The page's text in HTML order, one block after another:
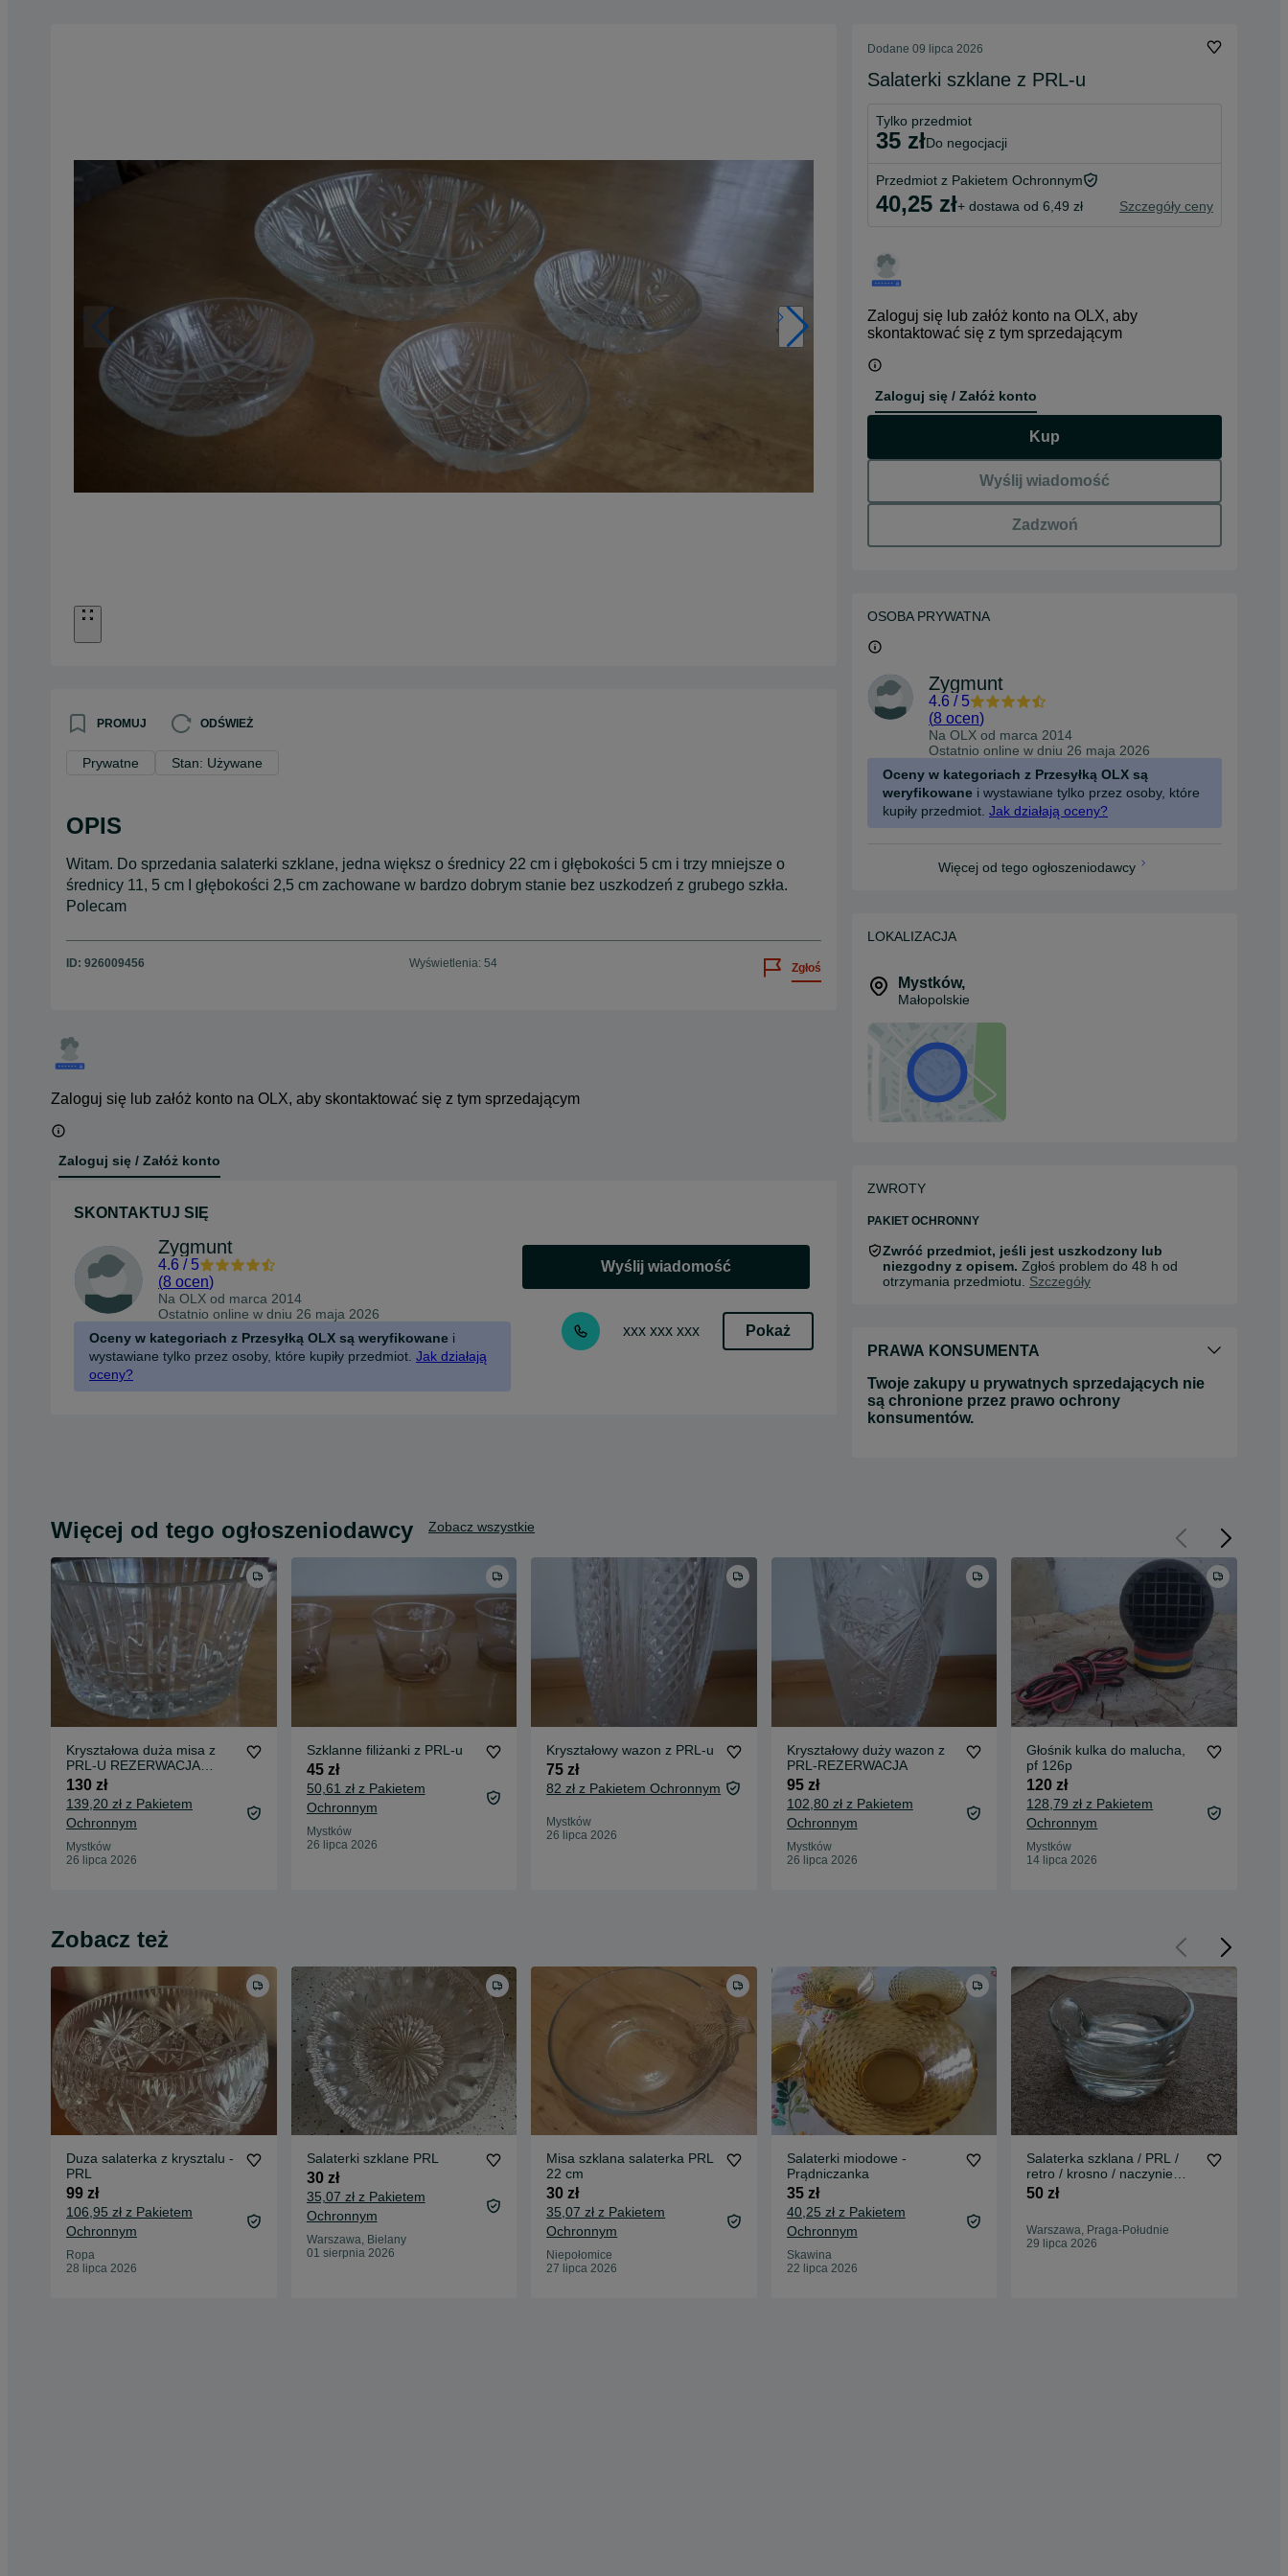
PROMUJ ODŚWIEŻ
Prywatne Stan: Używane
OPIS
Witam. Do sprzedania salaterki szklane, jedna większ o średnicy 22 cm i głębokości 5 cm i trzy mniejsze o
średnicy 11, 5 cm I głębokości 2,5 cm zachowane w bardzo dobrym stanie bez uszkodzeń z grubego szkła.
Polecam
ID: 926009456 Wyświetlenia: 54 Zgłoś
Zaloguj się lub załóż konto na OLX, aby skontaktować się z tym sprzedającym
Zaloguj się / Załóż konto
SKONTAKTUJ SIĘ
Zygmunt
4.6 / 5
(8 ocen)
Na OLX od marca 2014
Ostatnio online w dniu 26 maja 2026
Oceny w kategoriach z Przesyłką OLX są weryfikowane i
wystawiane tylko przez osoby, które kupiły przedmiot. Jak działają
oceny?
Wyślij wiadomość
xxx xxx xxx Pokaż
Dodane 09 lipca 2026
Salaterki szklane z PRL-u
Tylko przedmiot
35 zł do negocjacji
Przedmiot z Pakietem Ochronnym
40,25 zł+ dostawa od 6,49 zł Szczegóły ceny
Zaloguj się lub załóż konto na OLX, aby
skontaktować się z tym sprzedającym
Zaloguj się / Załóż konto
Kup
Wyślij wiadomość
Zadzwoń
OSOBA PRYWATNA
Zygmunt
4.6 / 5
(8 ocen)
Na OLX od marca 2014
Ostatnio online w dniu 26 maja 2026
Oceny w kategoriach z Przesyłką OLX są
weryfikowane i wystawiane tylko przez osoby, które
kupiły przedmiot. Jak działają oceny?
Więcej od tego ogłoszeniodawcy
LOKALIZACJA
Mystków,
Małopolskie
ZWROTY
PAKIET OCHRONNY
Zwróć przedmiot, jeśli jest uszkodzony lub
niezgodny z opisem. Zgłoś problem do 48 h od
otrzymania przedmiotu. Szczegóły
PRAWA KONSUMENTA
Twoje zakupy u prywatnych sprzedających nie
są chronione przez prawo ochrony
konsumentów.
Więcej od tego ogłoszeniodawcy Zobacz wszystkie
Kryształowa duża misa z
PRL-U REZERWACJA
REZERWACJA
130 zł
139,20 zł z Pakietem
Ochronnym
Mystków
26 lipca 2026
Szklanne filiżanki z PRL-u
45 zł
50,61 zł z Pakietem
Ochronnym
Mystków
26 lipca 2026
Kryształowy wazon z PRL-u
75 zł
82 zł z Pakietem Ochronnym
Mystków
26 lipca 2026
Kryształowy duży wazon z
PRL-REZERWACJA
95 zł
102,80 zł z Pakietem
Ochronnym
Mystków
26 lipca 2026
Głośnik kulka do malucha,
pf 126p
120 zł
128,79 zł z Pakietem
Ochronnym
Mystków
14 lipca 2026
Zobacz też
Duza salaterka z krysztalu -
PRL
99 zł
106,95 zł z Pakietem
Ochronnym
Ropa
28 lipca 2026
Salaterki szklane PRL
30 zł
35,07 zł z Pakietem
Ochronnym
Warszawa, Bielany
01 sierpnia 2026
Misa szklana salaterka PRL
22 cm
30 zł
35,07 zł z Pakietem
Ochronnym
Niepołomice
27 lipca 2026
Salaterki miodowe -
Prądniczanka
35 zł
40,25 zł z Pakietem
Ochronnym
Skawina
22 lipca 2026
Salaterka szklana / PRL /
retro / krosno / naczynie
szklane
50 zł
Warszawa, Praga-Południe
29 lipca 2026